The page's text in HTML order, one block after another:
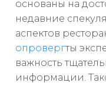
основаны на
недавние
аспектов
опровергты
важность
информации.